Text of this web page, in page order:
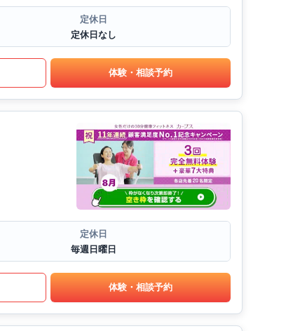
定休日
定休日なし
体験・相談予約
定休日
毎週日曜日
体験・相談予約